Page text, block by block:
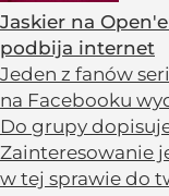
Jaskier na
podbija internet
Jeden z fanów
na Facebooku
Do grupy
Zainteresowanie
w tej sprawie do